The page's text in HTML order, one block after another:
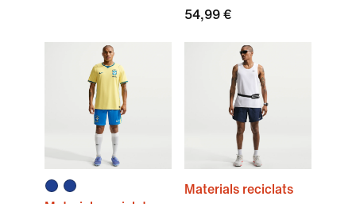
54,99 €
Materials reciclats